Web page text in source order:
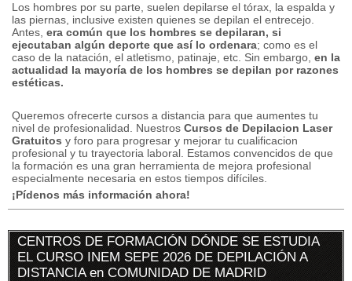
Los hombres por su parte, suelen depilarse el tórax, la espalda y
las piernas, inclusive existen quienes se depilan el entrecejo.
Antes, era común que los hombres se depilaran, si
ejecutaban algún deporte que así lo ordenara; como es el
caso de la natación, el atletismo, patinaje, etc. Sin embargo, en la
actualidad la mayoría de los hombres se depilan por razones
estéticas.
Queremos ofrecerte cursos a distancia para que aumentes tu
nivel de profesionalidad. Nuestros Cursos de Depilacion Laser
Gratuitos y foro para progresar y mejorar tu cualificacion
profesional y tu trayectoria laboral. Estamos convencidos de que
la formación es una gran herramienta de mejora profesional
especialmente necesaria en estos tiempos difíciles.
¡Pídenos más información ahora!
CENTROS DE FORMACIÓN DÓNDE SE ESTUDIA
EL CURSO INEM SEPE 2026 DE DEPILACIÓN A
DISTANCIA en COMUNIDAD DE MADRID